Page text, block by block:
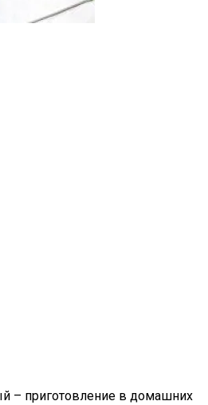
– приготовление в домашних